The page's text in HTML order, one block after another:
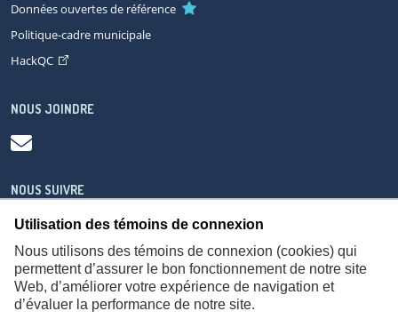
Utilisation des témoins de connexion
Nous utilisons des témoins de connexion (cookies) qui
permettent d’assurer le bon fonctionnement de notre site
Web, d’améliorer votre expérience de navigation et
d’évaluer la performance de notre site.
Données ouvertes de référence
Politique-cadre municipale
HackQC
NOUS JOINDRE
NOUS SUIVRE
À propos Accessibilité Plan du site
Consignes de sécurité